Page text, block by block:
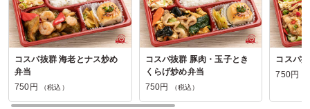
コスパ抜群 海老とナス炒め
弁当
750円
（税込）
コスパ抜群 豚肉・玉子とき
くらげ炒め弁当
750円
（税込）
コスパ
750円